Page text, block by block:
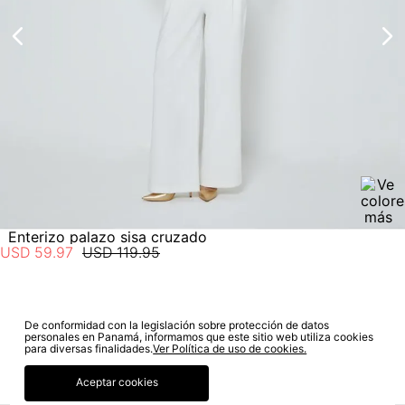
Mis Pedidos” en nuestra página web
Enterizo palazo sisa cruzado
USD 119.95
USD 59.97
SUSCRÍBETE A NUESTRO NEWSLETTER
De conformidad con la legislación sobre protección de datos
personales en Panamá, informamos que este sitio web utiliza cookies
para diversas finalidades.Ver Política de uso de cookies.
Aceptar cookies